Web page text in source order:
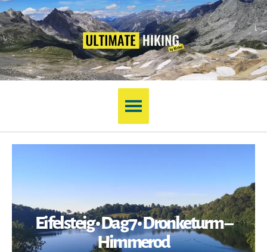
Eifelsteig • Dag 7 • Dronketurm –
Himmerod